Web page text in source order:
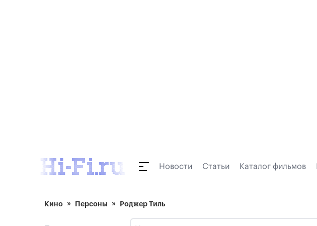
Новости Статьи Каталог фильмов
Кино Персоны Роджер Тиль